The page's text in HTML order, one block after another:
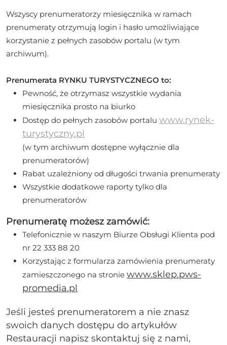
Wszyscy prenumeratorzy miesięcznika w ramach
prenumeraty otrzymują login i hasło umożliwiające
korzystanie z pełnych zasobów portalu (w tym
archiwum).
Prenumerata RYNKU TURYSTYCZNEGO to:
Pewność, że otrzymasz wszystkie wydania
miesięcznika prosto na biurko
Dostęp do pełnych zasobów portalu www.rynek-
turystyczny.pl
(w tym archiwum dostępne wyłącznie dla
prenumeratorów)
Rabat uzależniony od długości trwania prenumeraty
Wszystkie dodatkowe raporty tylko dla
prenumeratorów
Prenumeratę możesz zamówić:
Telefonicznie w naszym Biurze Obsługi Klienta pod
nr 22 333 88 20
Korzystając z formularza zamówienia prenumeraty
zamieszczonego na stronie www.sklep.pws-
promedia.pl
Jeśli jesteś prenumeratorem a nie znasz
swoich danych dostępu do artykułów
Restauracji napisz skontaktuj się z nami,